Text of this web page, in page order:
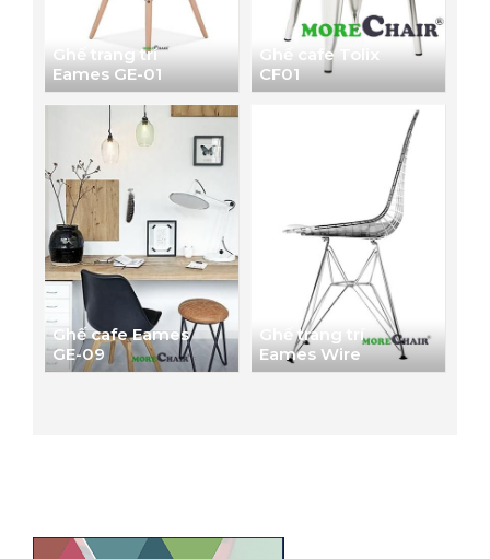
Ghế trang trí
Eames GE-01
Ghế cafe Tolix
CF01
Ghế cafe Eames
GE-09
Ghế trang trí
Eames Wire